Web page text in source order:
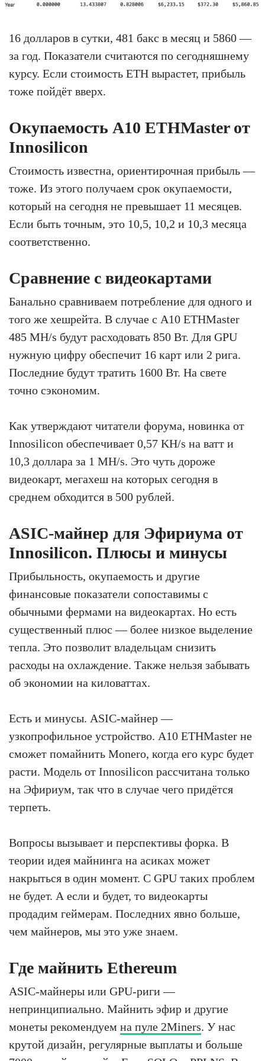
16 долларов в сутки, 481 бакс в месяц и 5860 —
за год. Показатели считаются по сегодняшнему
курсу. Если стоимость ETH вырастет, прибыль
тоже пойдёт вверх.
Окупаемость A10 ETHMaster от
Innosilicon
Стоимость известна, ориентирочная прибыль —
тоже. Из этого получаем срок окупаемости,
который на сегодня не превышает 11 месяцев.
Если быть точным, это 10,5, 10,2 и 10,3 месяца
соответственно.
Сравнение с видеокартами
Банально сравниваем потребление для одного и
того же хешрейта. В случае с A10 ETHMaster
485 MH/s будут расходовать 850 Вт. Для GPU
нужную цифру обеспечит 16 карт или 2 рига.
Последние будут тратить 1600 Вт. На свете
точно сэкономим.
Как утверждают читатели форума, новинка от
Innosilicon обеспечивает 0,57 KH/s на ватт и
10,3 доллара за 1 MH/s. Это чуть дороже
видеокарт, мегахеш на которых сегодня в
среднем обходится в 500 рублей.
ASIC-майнер для Эфириума от
Innosilicon. Плюсы и минусы
Прибыльность, окупаемость и другие
финансовые показатели сопоставимы с
обычными фермами на видеокартах. Но есть
существенный плюс — более низкое выделение
тепла. Это позволит владельцам снизить
расходы на охлаждение. Также нельзя забывать
об экономии на киловаттах.
Есть и минусы. ASIC-майнер —
узкопрофильное устройство. A10 ETHMaster не
сможет помайнить Monero, когда его курс будет
расти. Модель от Innosilicon рассчитана только
на Эфириум, так что в случае чего придётся
терпеть.
Вопросы вызывает и перспективы форка. В
теории идея майнинга на асиках может
накрыться в один момент. С GPU таких проблем
не будет. А если и будет, то видеокарты
продадим геймерам. Последних явно больше,
чем майнеров, мы это уже знаем.
Где майнить Ethereum
ASIC-майнеры или GPU-риги —
непринципиально. Майнить эфир и другие
монеты рекомендуем на пуле 2Miners. У нас
крутой дизайн, регулярные выплаты и больше